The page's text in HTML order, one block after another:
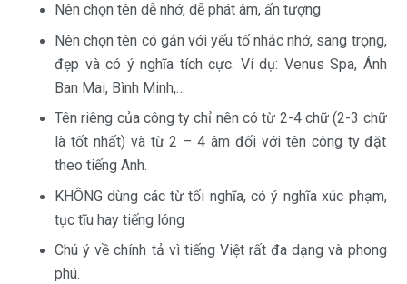
Nên chọn tên dễ nhớ, dễ phát âm, ấn tượng
Nên chọn tên có gắn với yếu tố nhắc nhớ, sang trọng,
đẹp và có ý nghĩa tích cực. Ví dụ: Venus Spa, Ánh
Ban Mai, Bình Minh,…
Tên riêng của công ty chỉ nên có từ 2-4 chữ (2-3 chữ
là tốt nhất) và từ 2 – 4 âm đối với tên công ty đặt
theo tiếng Anh.
KHÔNG dùng các từ tối nghĩa, có ý nghĩa xúc phạm,
tục tĩu hay tiếng lóng
Chú ý về chính tả vì tiếng Việt rất đa dạng và phong
phú.